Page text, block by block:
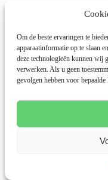
Om de beste ervaringen te
apparaatinformatie op te slaan
deze technologieën kunnen wij
verwerken. Als u geen
gevolgen hebben voor
Loslaten wat
doorBianca Meijsen|5
Ken je deze uitspraak:
mee groot geworden en